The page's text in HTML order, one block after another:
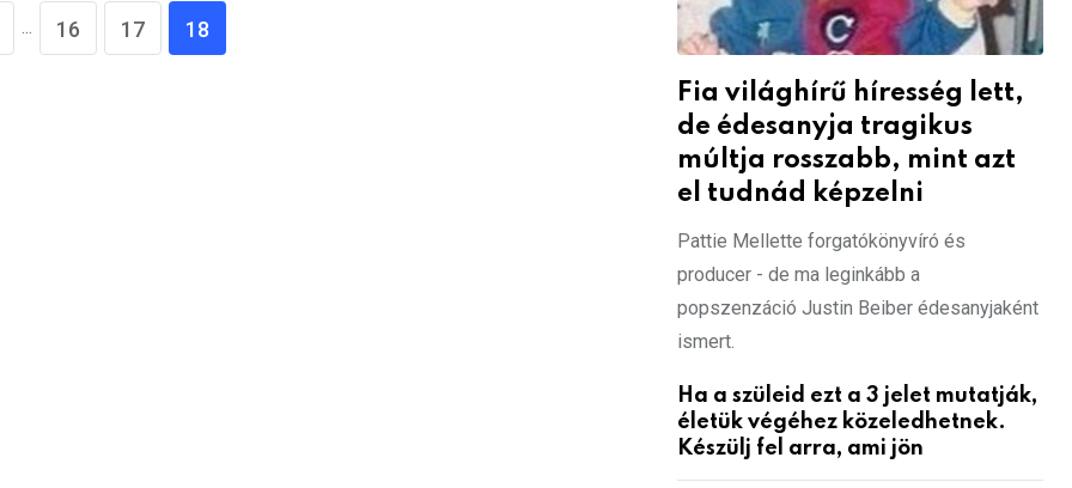
... 16 17 18
Fia világhírű híresség lett,
de édesanyja tragikus
múltja rosszabb, mint azt
el tudnád képzelni
Pattie Mellette forgatókönyvíró és
producer - de ma leginkább a
popszenzáció Justin Beiber édesanyjaként
ismert.
Ha a szüleid ezt a 3 jelet mutatják,
életük végéhez közeledhetnek.
Készülj fel arra, ami jön